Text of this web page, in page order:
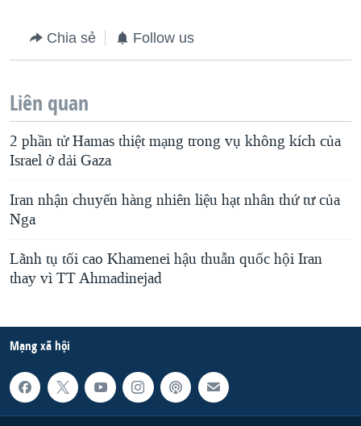
Chia sẻ Follow us
Liên quan
2 phần tử Hamas thiệt mạng trong vụ không kích của
Israel ở dải Gaza
Iran nhận chuyến hàng nhiên liệu hạt nhân thứ tư của
Nga
Lãnh tụ tối cao Khamenei hậu thuẫn quốc hội Iran
thay vì TT Ahmadinejad
Mạng xã hội